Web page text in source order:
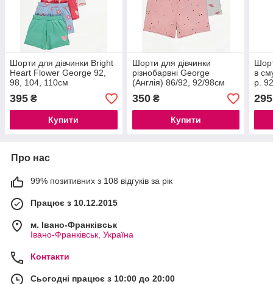
Шорти для дівчинки Bright
Heart Flower George 92,
98, 104, 110см
395 ₴
Купити
Шорти для дівчинки
різнобарвні George
(Англія) 86/92, 92/98см
350₴
Купити
в
р.
295
Про нас
99% позитивних з 108 відгуків за рік
Працює з 10.12.2015
м. Івано-Франківськ
Івано-Франківськ, Україна
Контакти
Сьогодні працює з 10:00 до 20:00